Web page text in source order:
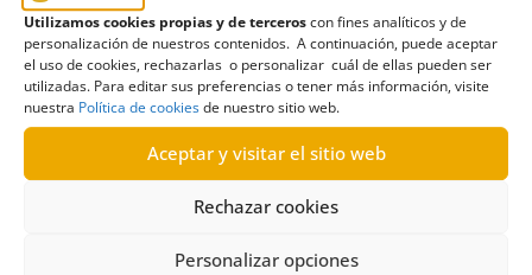
Utilizamos cookies propias y de terceroscon fines analíticos y de
personalización de nuestros contenidos. A continuación, puede aceptar
el uso de cookies, rechazarlas o personalizar cuál de ellas pueden ser
utilizadas. Para editar sus preferencias o tener más información, visite
nuestra Política de cookiesde nuestro sitio web.
Aceptar y visitar el sitio web
Rechazar cookies
Personalizar opciones